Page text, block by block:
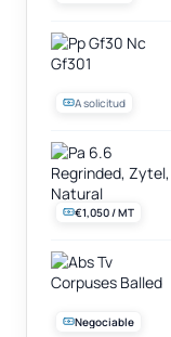
A solicitud
€1,050 / MT
Negociable